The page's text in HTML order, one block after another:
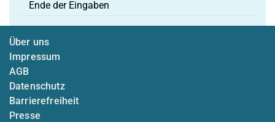
Ende der Eingaben
Über uns
Impressum
AGB
Datenschutz
Barrierefreiheit
Presse